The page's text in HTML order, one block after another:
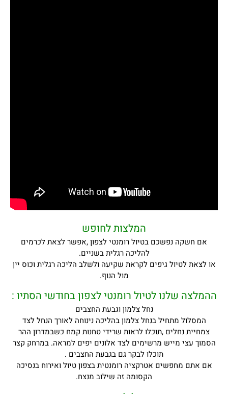
המלצות לחופש
אם חשקה נפשכם בטיול רומנטי לצפון ,אפשר לצאת לכרמים
להליכה רגלית בשניים.
או לצאת לטיול גיפים לקראת שקיעה ולשלב הליכה רגלית וכוס יין
מול הנוף.
ההמלצה שלנו לטיול רומנטי לצפון בחודשי הסתיו :
נחל צלמון וגבעת החצבים
המסלול מתחיל בנחל צלמון בהליכה נינוחה לאורך הנחל לצד
צמחיית נחלים ,תוכלו לראות שרידי טחנות קמח כשבמדרון ההר
הסמוך עצי מייש מרשימים לצד אלונים יפים למראה. במרחק קצר
תוכלו לבקר גם בגבעת החצבים .
אם אתם מחפשים אטרקציה רומנטית בצפון טיול ואירוח בנסיכה
הקסומה זה שילוב מנצח.